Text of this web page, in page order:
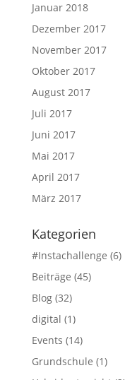
Januar 2018
Dezember 2017
November 2017
Oktober 2017
August 2017
Juli 2017
Juni 2017
Mai 2017
April 2017
März 2017
Kategorien
#Instachallenge (6)
Beiträge (45)
Blog(32)
digital (1)
Events (14)
Grundschule (1)